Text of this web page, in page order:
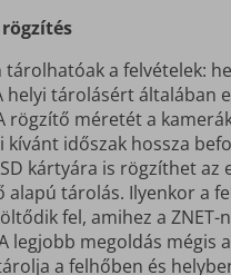
a felvételek:
helyi tárolásért általában
rögzítő méretét a
kívánt időszak hossza
kártyára is rögzíthet az
alapú tárolás. Ilyenkor a
fel, amihez a ZNET-
legjobb megoldás mégis
a felhőben és